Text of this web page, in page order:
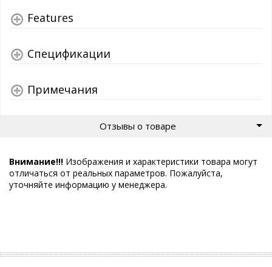
Features
Спецификации
Примечания
Отзывы о товаре
Внимание!!! Изображения и характеристики товара могут
отличаться от реальных параметров. Пожалуйста,
уточняйте информацию у менеджера.